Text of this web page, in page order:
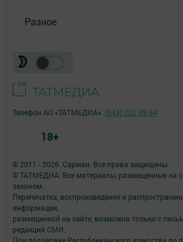
Разное
© 2011 - 2026. Сарман. Все права защищены.
© ТАТМЕДИА. Все материалы, размещенные на
законом.
Перепечатка, воспроизведение и
информации,
размещенной на сайте, возможна только с
редакций СМИ.
При поддержке Республиканского агентства по
Телефон АО «ТАТМЕДИА»: (843) 222 09 84
18+